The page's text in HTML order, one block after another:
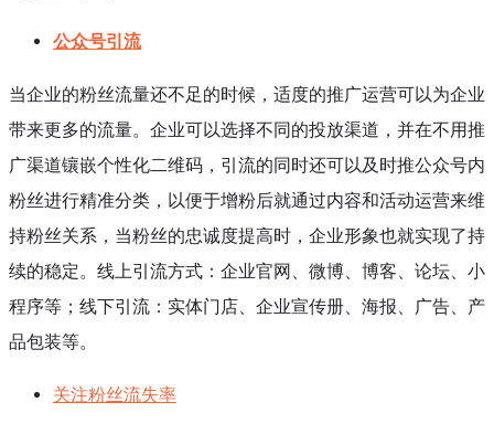
公众号引流
当企业的粉丝流量还不足的时候，适度的推广运营可以为企业
带来更多的流量。企业可以选择不同的投放渠道，并在不用推
广渠道镶嵌个性化二维码，引流的同时还可以及时推公众号内
粉丝进行精准分类，以便于增粉后就通过内容和活动运营来维
持粉丝关系，当粉丝的忠诚度提高时，企业形象也就实现了持
续的稳定。线上引流方式：企业官网、微博、博客、论坛、小
程序等；线下引流：实体门店、企业宣传册、海报、广告、产
品包装等。
关注粉丝流失率